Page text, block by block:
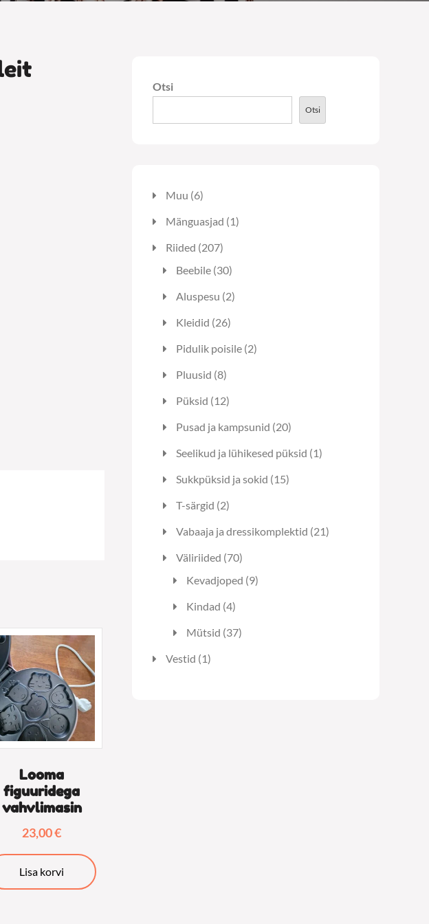
Looma
figuuridega
vahvlimasin
23,00€
Lisa korvi
Otsi
Otsi
Muu 66
toodet
Mänguasjad 11
Riided 207207
toodet
Beebile 3030
Aluspesu 22
Kleidid 2626
toodet
Pidulik poisile 22
Pluusid 88
Püksid 1212
Pusad ja kampsunid 2020
toodet
Seelikud ja lühikesed püksid 11
Sukkpüksid ja sokid 1515
T-särgid 22
Vabaaja ja dressikomplektid 2121
Väliriided 7070
toodet
Kevadjoped 99
Kindad 44
Mütsid 3737
Vestid 11